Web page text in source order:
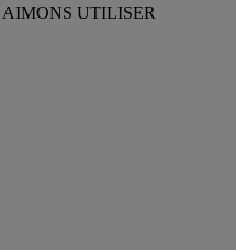
UTILISER